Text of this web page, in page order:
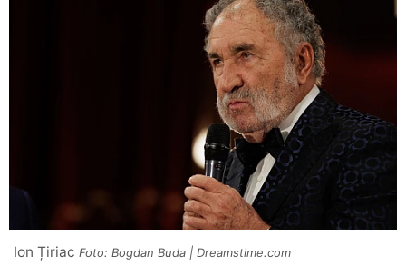
Ion Țiriac Foto: Bogdan Buda | Dreamstime.com